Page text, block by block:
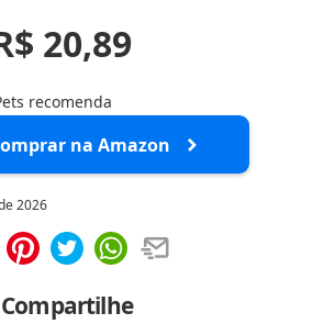
20,89
recomenda
na Amazon
2026
Compartilhe